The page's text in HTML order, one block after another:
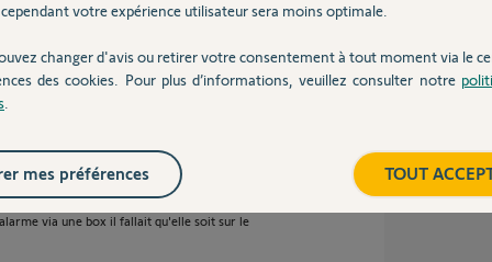
ans
via une box il fallait qu'elle soit sur le
votre expérience utilisateur sera moins optimale.
changer d'avis ou retirer votre consentement à tout moment via le
des cookies. Pour plus d’informations, veuillez consulter notre
TOUT
mes préférences